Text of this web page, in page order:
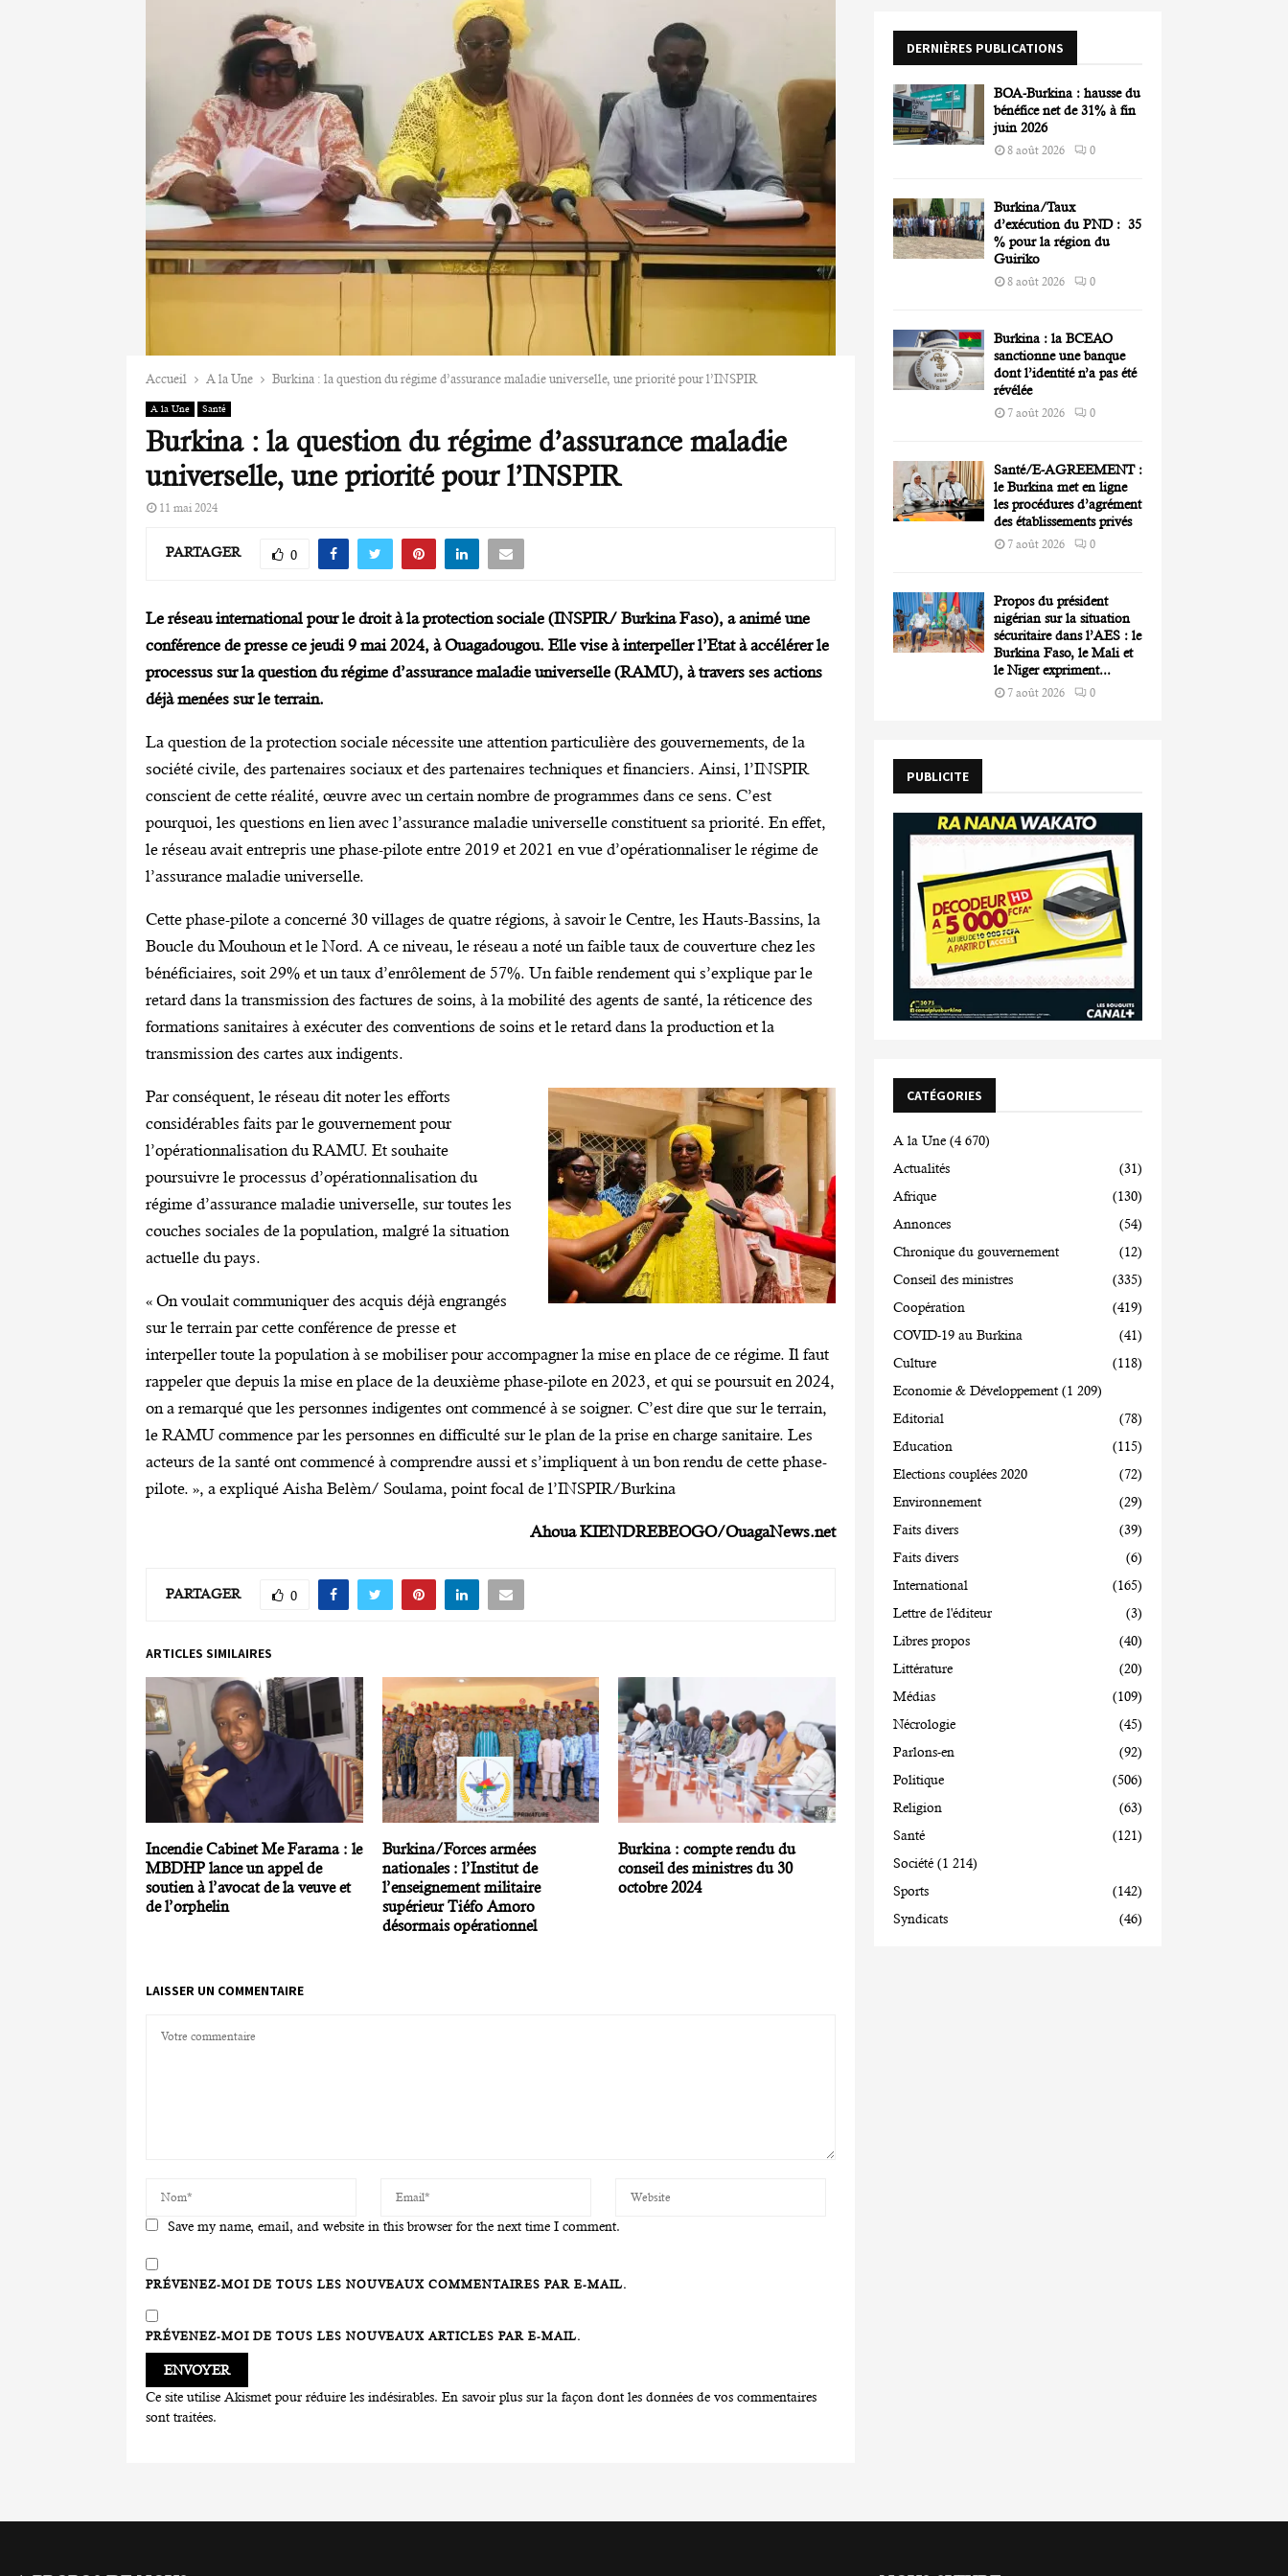
Accueil A la Une Burkina : la question du régime d’assurance maladie universelle, une priorité pour l’INSPIR
A la Une Santé
Burkina : la question du régime d’assurance maladie
universelle, une priorité pour l’INSPIR
11 mai 2024
PARTAGER 0
Le réseau international pour le droit à la protection sociale (INSPIR/ Burkina Faso), a animé une
conférence de presse ce jeudi 9 mai 2024, à Ouagadougou. Elle vise à interpeller l’Etat à accélérer le
processus sur la question du régime d’assurance maladie universelle (RAMU), à travers ses actions
déjà menées sur le terrain.
La question de la protection sociale nécessite une attention particulière des gouvernements, de la
société civile, des partenaires sociaux et des partenaires techniques et financiers. Ainsi, l’INSPIR
conscient de cette réalité, œuvre avec un certain nombre de programmes dans ce sens. C’est
pourquoi, les questions en lien avec l’assurance maladie universelle constituent sa priorité. En effet,
le réseau avait entrepris une phase-pilote entre 2019 et 2021 en vue d’opérationnaliser le régime de
l’assurance maladie universelle.
Cette phase-pilote a concerné 30 villages de quatre régions, à savoir le Centre, les Hauts-Bassins, la
Boucle du Mouhoun et le Nord. A ce niveau, le réseau a noté un faible taux de couverture chez les
bénéficiaires, soit 29% et un taux d’enrôlement de 57%. Un faible rendement qui s’explique par le
retard dans la transmission des factures de soins, à la mobilité des agents de santé, la réticence des
formations sanitaires à exécuter des conventions de soins et le retard dans la production et la
transmission des cartes aux indigents.
Par conséquent, le réseau dit noter les efforts
considérables faits par le gouvernement pour
l’opérationnalisation du RAMU. Et souhaite
poursuivre le processus d’opérationnalisation du
régime d’assurance maladie universelle, sur toutes les
couches sociales de la population, malgré la situation
actuelle du pays.
« On voulait communiquer des acquis déjà engrangés
sur le terrain par cette conférence de presse et
interpeller toute la population à se mobiliser pour accompagner la mise en place de ce régime. Il faut
rappeler que depuis la mise en place de la deuxième phase-pilote en 2023, et qui se poursuit en 2024,
on a remarqué que les personnes indigentes ont commencé à se soigner. C’est dire que sur le terrain,
le RAMU commence par les personnes en difficulté sur le plan de la prise en charge sanitaire. Les
acteurs de la santé ont commencé à comprendre aussi et s’impliquent à un bon rendu de cette phase-
pilote. », a expliqué Aisha Belèm/ Soulama, point focal de l’INSPIR/Burkina
Ahoua KIENDREBEOGO/OuagaNews.net
PARTAGER 0
ARTICLES SIMILAIRES
Incendie Cabinet Me Farama : le
MBDHP lance un appel de
soutien à l’avocat de la veuve et
de l’orphelin
Burkina/Forces armées
nationales : l’Institut de
l’enseignement militaire
supérieur Tiéfo Amoro
désormais opérationnel
Burkina : compte rendu du
conseil des ministres du 30
octobre 2024
LAISSER UN COMMENTAIRE
Save my name, email, and website in this browser for the next time I comment.
PRÉVENEZ-MOI DE TOUS LES NOUVEAUX COMMENTAIRES PAR E-MAIL.
PRÉVENEZ-MOI DE TOUS LES NOUVEAUX ARTICLES PAR E-MAIL.
Ce site utilise Akismet pour réduire les indésirables. En savoir plus sur la façon dont les données de vos commentaires
sont traitées.
r
H
DERNIÈRES PUBLICATIONS
BOA-Burkina : hausse du
bénéfice net de 31% à fin
juin 2026
8 août 2026 0
Burkina/Taux
d’exécution du PND : 35
% pour la région du
Guiriko
8 août 2026 0
Burkina : la BCEAO
sanctionne une banque
dont l’identité n’a pas été
révélée
7 août 2026 0
Santé/E-AGREEMENT :
le Burkina met en ligne
les procédures d’agrément
des établissements privés
7 août 2026 0
Propos du président
nigérian sur la situation
sécuritaire dans l’AES : le
Burkina Faso, le Mali et
le Niger expriment...
7 août 2026 0
PUBLICITE
CATÉGORIES
A la Une (4 670)
Actualités
(31)
Afrique
(130)
Annonces
(54)
Chronique du gouvernement
(12)
Conseil des ministres
(335)
Coopération
(419)
COVID-19 au Burkina
(41)
Culture
(118)
Economie & Développement (1 209)
Editorial
(78)
Education
(115)
Elections couplées 2020
(72)
Environnement
(29)
Faits divers
(39)
Faits divers
(6)
International
(165)
Lettre de l'éditeur
(3)
Libres propos
(40)
Littérature
(20)
Médias
(109)
Nécrologie
(45)
Parlons-en
(92)
Politique
(506)
Religion
(63)
Santé
(121)
Société (1 214)
Sports
(142)
Syndicats
(46)